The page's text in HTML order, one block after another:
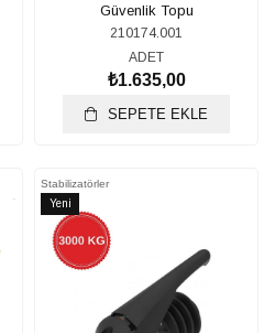
Güvenlik Topu
210174.001
ADET
₺1.635,00
SEPETE EKLE
Stabilizatörler
Yeni
Ürün